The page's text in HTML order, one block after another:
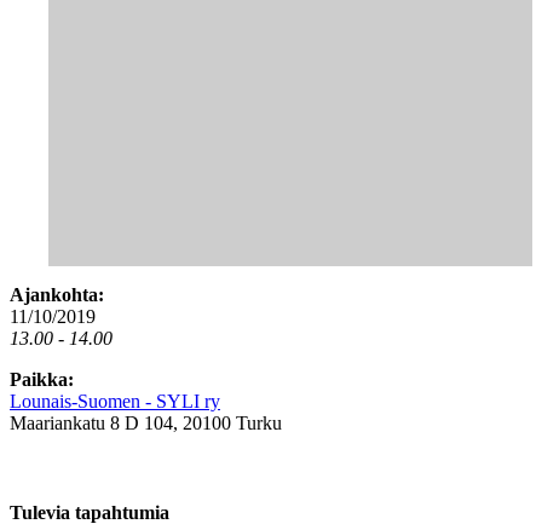
Ajankohta:
11/10/2019
13.00 - 14.00
Paikka:
Lounais-Suomen - SYLI ry
Maariankatu 8 D 104, 20100 Turku
Tulevia tapahtumia